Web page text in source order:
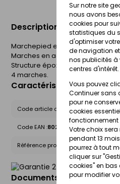
Sur notre site
nous avons
cookies pour
statistiques du
d'optimiser
de navigation
nos publicités à
centres d'intérêt.
Vous pouvez
Continuer sans
pour ne
cookies
fonctionnement
Votre choix sera
pendant 13
pourrez à tout
cliquer sur
cookies" en bas
pour modifier
Description du produit
Marchepied en acier avec
Marches en acier 20 x 30 cm
Structure époxy
4 marches.
Caractéristiques du
Code article chez le fournisseur :T4
Code EAN :8028406107965
Référence produit nationale
Documents liés